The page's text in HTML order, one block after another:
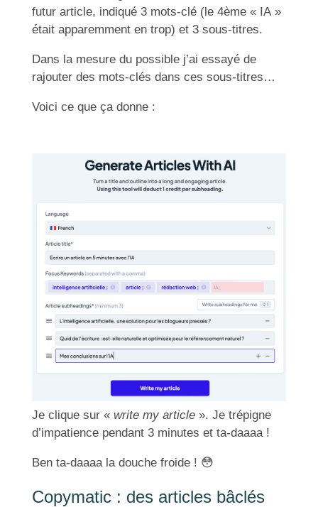
futur article, indiqué 3 mots-clé (le 4ème « IA »
était apparemment en trop) et 3 sous-titres.
Dans la mesure du possible j’ai essayé de
rajouter des mots-clés dans ces sous-titres…
Voici ce que ça donne :
Je clique sur « write my article ». Je trépigne
d’impatience pendant 3 minutes et ta-daaaa !
Ben ta-daaaa la douche froide ! 😳
Copymatic : des articles bâclés